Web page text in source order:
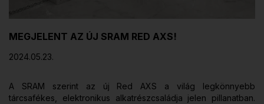
MEGJELENT AZ ÚJ SRAM RED AXS!
2024.05.23.
A SRAM szerint az új Red AXS a világ legkönnyebb
tárcsafékes, elektronikus alkatrészcsaládja jelen pillanatban.